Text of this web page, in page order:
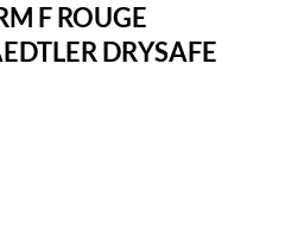
F ROUGE
DRYSAFE